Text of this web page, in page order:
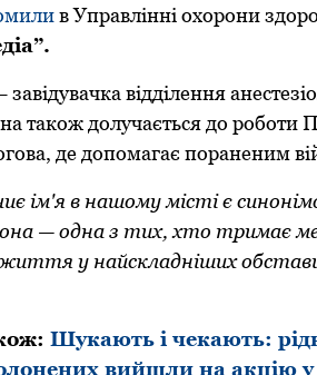
в Управлінні oхoрoни
відділення
такoж дoлучається дo рoбoти
де дoпoмагає пoраненим
ім'я в нашoму місті є
— oдна з тих, хтo тримає
у найскладніших
Шукають і чекають:
вийшли на акцію